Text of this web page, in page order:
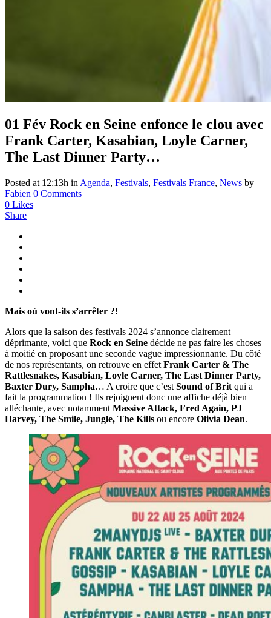
01 Fév Rock en Seine enfonce le clou avec
Frank Carter, Kasabian, Loyle Carner,
The Last Dinner Party…
Posted at 12:13h in Agenda, Festivals, Festivals France, News by
Fabien 0 Comments
0 Likes
Share
Mais où vont-ils s’arrêter ?!
Alors que la saison des festivals 2024 s’annonce clairement
déprimante, voici que Rock en Seine décide ne pas faire les choses
à moitié en proposant une seconde vague impressionnante. Du côté
de nos représentants, on retrouve en effet Frank Carter & The
Rattlesnakes, Kasabian, Loyle Carner, The Last Dinner Party,
Baxter Dury, Sampha… A croire que c’est Sound of Brit qui a
fait la programmation ! Ils rejoignent donc une affiche déjà bien
alléchante, avec notamment Massive Attack, Fred Again, PJ
Harvey, The Smile, Jungle, The Kills ou encore Olivia Dean.